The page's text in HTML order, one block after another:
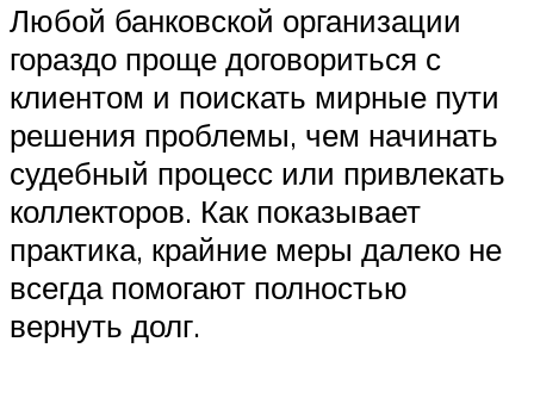
Любой банковской организации
гораздо проще договориться с
клиентом и поискать мирные пути
решения проблемы, чем начинать
судебный процесс или привлекать
коллекторов. Как показывает
практика, крайние меры далеко не
всегда помогают полностью
вернуть долг.